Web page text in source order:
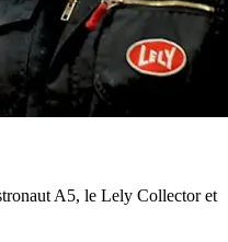
A5, le Lely Collector et